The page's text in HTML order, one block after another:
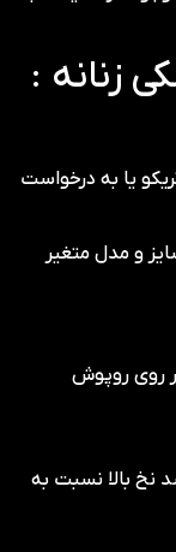
زنانه :
یا به درخواست
و مدل متغیر
روی روپوش
نخ بالا نسبت به